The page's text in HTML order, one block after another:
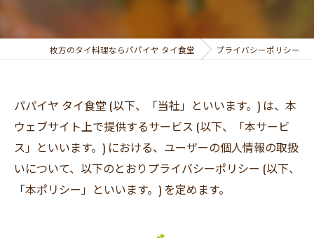
枚方のタイ料理ならパパイヤ タイ食堂 プライバシーポリシー
パパイヤ タイ食堂 (以下、「当社」といいます。) は、本
ウェブサイト上で提供するサービス (以下、「本サービ
ス」といいます。) における、ユーザーの個人情報の取扱
いについて、以下のとおりプライバシーポリシー (以下、
「本ポリシー」といいます。) を定めます。